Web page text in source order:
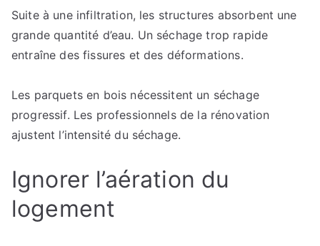
Suite à une infiltration, les structures absorbent une
grande quantité d’eau. Un séchage trop rapide
entraîne des fissures et des déformations.
Les parquets en bois nécessitent un séchage
progressif. Les professionnels de la rénovation
ajustent l’intensité du séchage.
Ignorer l’aération du
logement